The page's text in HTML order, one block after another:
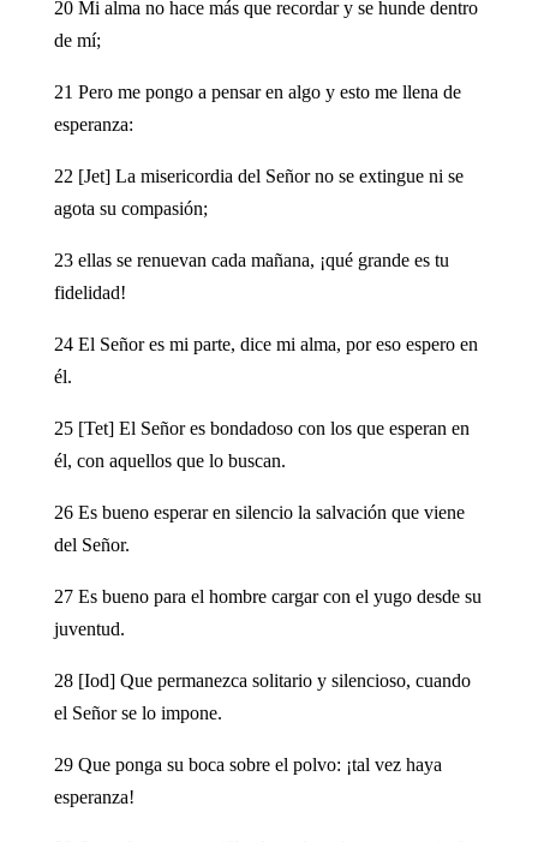
20 Mi alma no hace más que recordar y se hunde dentro
de mí;
21 Pero me pongo a pensar en algo y esto me llena de
esperanza:
22 [Jet] La misericordia del Señor no se extingue ni se
agota su compasión;
23 ellas se renuevan cada mañana, ¡qué grande es tu
fidelidad!
24 El Señor es mi parte, dice mi alma, por eso espero en
él.
25 [Tet] El Señor es bondadoso con los que esperan en
él, con aquellos que lo buscan.
26 Es bueno esperar en silencio la salvación que viene
del Señor.
27 Es bueno para el hombre cargar con el yugo desde su
juventud.
28 [Iod] Que permanezca solitario y silencioso, cuando
el Señor se lo impone.
29 Que ponga su boca sobre el polvo: ¡tal vez haya
esperanza!